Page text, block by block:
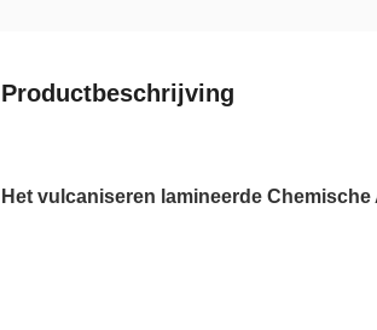
Productbeschrijving
Het vulcaniseren lamineerde